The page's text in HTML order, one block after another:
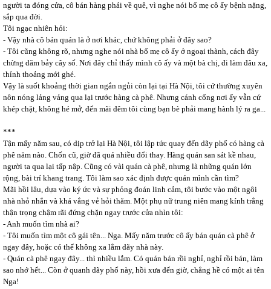
người ta đóng cửa, cô bán hàng phải về quê, vì nghe nói bố mẹ cô ấy bệnh nặng,
sắp qua đời.
Tôi ngạc nhiên hỏi:
- Vậy nhà cô bán quán là ở nơi khác, chứ không phải ở đây sao?
- Tôi cũng không rõ, nhưng nghe nói nhà bố mẹ cô ấy ở ngoại thành, cách đây
chừng dăm bảy cây số. Nơi đây chỉ thấy mình cô ấy và một bà chị, đi làm đâu xa,
thỉnh thoảng mới ghé.
Vậy là suốt khoảng thời gian ngắn ngủi còn lại tại Hà Nội, tôi cứ thường xuyên
nôn nóng lảng vảng qua lại trước hàng cà phê. Nhưng cánh cổng nơi ấy vẫn cứ
khép chặt, không hé mở, đến mãi đêm tôi cùng bạn bè phải mang hành lý ra ga...
***
Tận mấy năm sau, có dịp trở lại Hà Nội, tôi lập tức quay đến dãy phố có hàng cà
phê năm nào. Chốn cũ, giờ đã quá nhiều đổi thay. Hàng quán san sát kề nhau,
người ta qua lại tấp nập. Cũng có vài quán cà phê, nhưng là những quán lớn
rộng, bài trí khang trang. Tôi làm sao xác định được quán mình cần tìm?
Mãi hồi lâu, dựa vào ký ức và sự phỏng đoán linh cảm, tôi bước vào một ngôi
nhà nhỏ nhắn và khá vắng vẻ hỏi thăm. Một phụ nữ trung niên mang kính trắng
thận trọng chậm rãi đứng chặn ngay trước cửa nhìn tôi:
- Anh muốn tìm nhà ai?
- Tôi muốn tìm một cô gái tên... Nga. Mấy năm trước cô ấy bán quán cà phê ở
ngay đây, hoặc có thể không xa lắm dãy nhà này.
- Quán cà phê ngay đây... thì nhiều lắm. Có quán bán rồi nghỉ, nghỉ rồi bán, làm
sao nhớ hết... Còn ở quanh dãy phố này, hồi xưa đến giờ, chẳng hề có một ai tên
Nga!